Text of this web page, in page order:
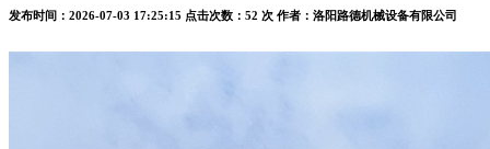
发布时间：2026-07-03 17:25:15 点击次数：52 次 作者：洛阳路德机械设备有限公司